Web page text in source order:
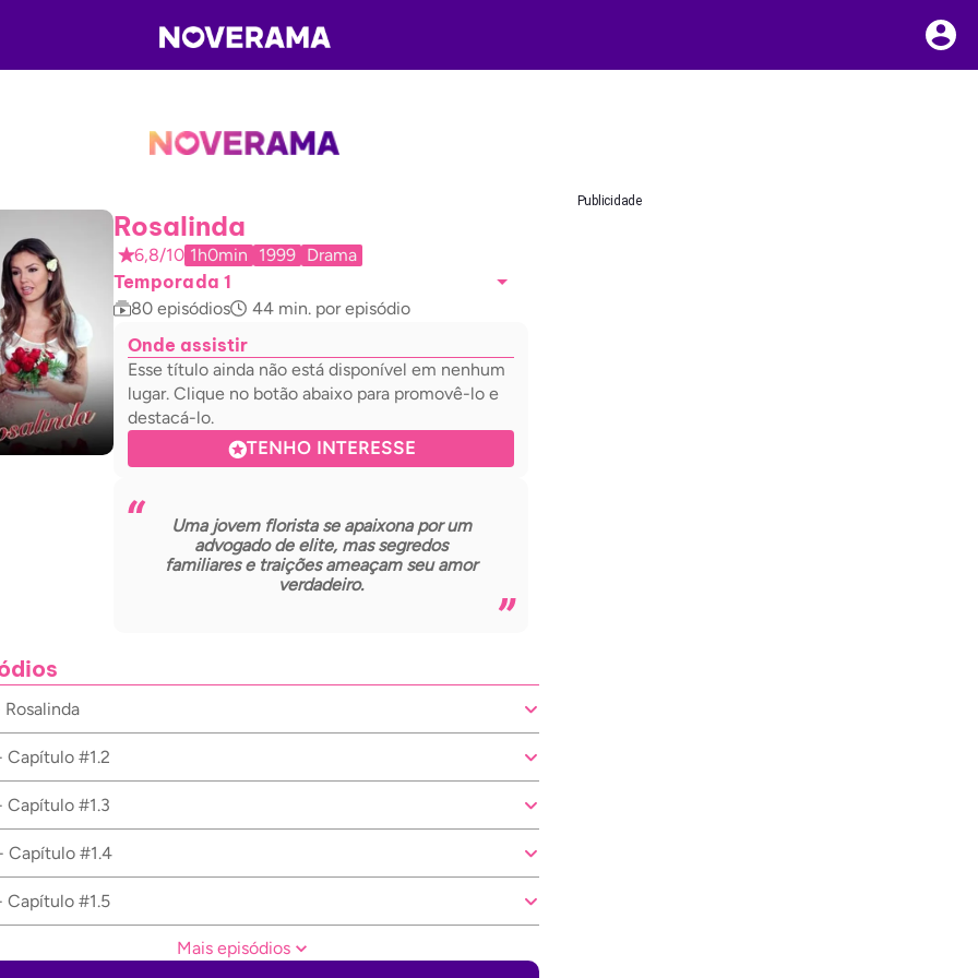
Publicidade
Rosalinda
6,8/10 1h0min 1999 Drama
Temporada 1
80 episódios 44 min. por episódio
Onde assistir
Esse título ainda não está disponível em nenhum
lugar. Clique no botão abaixo para promovê-lo e
destacá-lo.
TENHO INTERESSE
Uma jovem florista se apaixona por um
advogado de elite, mas segredos
familiares e traições ameaçam seu amor
verdadeiro.
Rosalinda
Capítulo #1.2
Capítulo #1.3
Capítulo #1.4
Capítulo #1.5
Mais episódios